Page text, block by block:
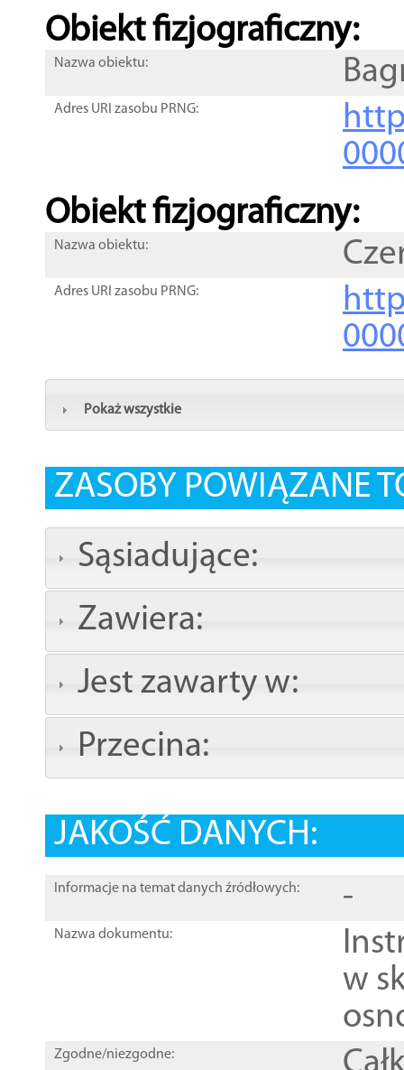
Obiekt fizjograficzny:
Nazwa obiektu:
Adres URI zasobu PRNG:
Obiekt fizjograficzny:
Nazwa obiektu:
Adres URI zasobu PRNG:
Pokaż wszystkie
ZASOBY POWIĄZANE
Sąsiadujące:
Zawiera:
Jest zawarty w:
Przecina:
JAKOŚĆ DANYCH:
Informacje na temat danych źródłowych: -
Nazwa dokumentu:
w
Zgodne/niezgodne: